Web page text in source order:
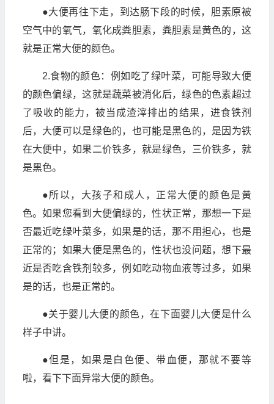
●大便再往下走，到达肠下段的时候，胆素原被
空气中的氧气，氧化成粪胆素，粪胆素是黄色的，这
就是正常大便的颜色。
2.食物的颜色：例如吃了绿叶菜，可能导致大便
的颜色偏绿，这就是蔬菜被消化后，绿色的色素超过
了吸收的能力，被当成渣滓排出的结果，进食铁剂
后，大便可以是绿色的，也可能是黑色的，是因为铁
在大便中，如果二价铁多，就是绿色，三价铁多，就
是黑色。
●所以，大孩子和成人，正常大便的颜色是黄
色。如果您看到大便偏绿的，性状正常，那想一下是
否最近吃绿叶菜多，如果是的话，那不用担心，也是
正常的；如果大便是黑色的，性状也没问题，想下最
近是否吃含铁剂较多，例如吃动物血液等过多，如果
是的话，也是正常的。
●关于婴儿大便的颜色，在下面婴儿大便是什么
样子中讲。
●但是，如果是白色便、带血便，那就不要等
啦，看下下面异常大便的颜色。